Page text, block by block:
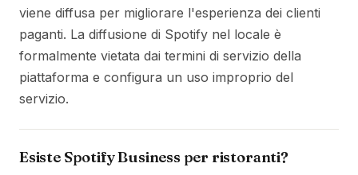
viene diffusa per migliorare l'esperienza dei clienti
paganti. La diffusione di Spotify nel locale è
formalmente vietata dai termini di servizio della
piattaforma e configura un uso improprio del
servizio.
Esiste Spotify Business per ristoranti?